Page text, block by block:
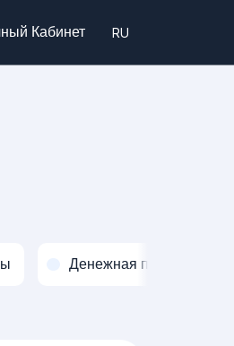
Кабинет
Денежная политика и